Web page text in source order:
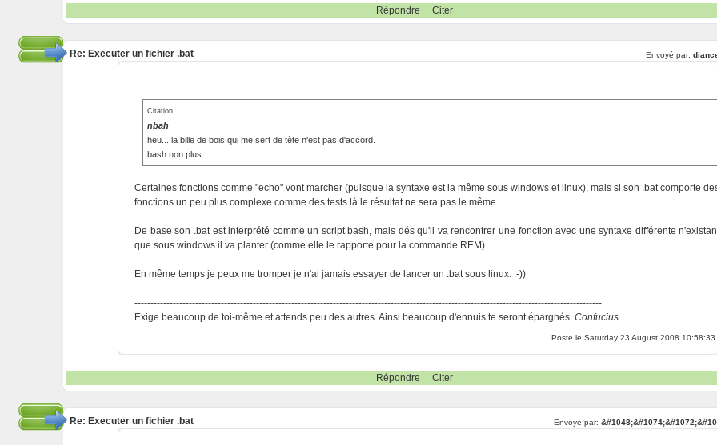
Répondre Citer
Re: Executer un fichier .bat Envoyé par:
Citation
nbah
heu... la bille de bois qui me sert de tête n'est pas d'accord.
bash non plus :
Certaines fonctions comme "echo" vont marcher (puisque la syntaxe est la même sous windows et linux), mais si son .bat comporte
fonctions un peu plus complexe comme des tests là le résultat ne sera pas le même.
De base son .bat est interprété comme un script bash, mais dés qu'il va rencontrer une fonction avec une syntaxe différente
que sous windows il va planter (comme elle le rapporte pour la commande REM).
En même temps je peux me tromper je n'ai jamais essayer de lancer un .bat sous linux. :-))
--------------------------------------------------------------------------------------------------------------------------------------------------
Exige beaucoup de toi-même et attends peu des autres. Ainsi beaucoup d'ennuis te seront épargnés.Confucius
Poste le Saturday 23 August 2008 10:58:33
Répondre Citer
Re: Executer un fichier .bat Envoyé par: